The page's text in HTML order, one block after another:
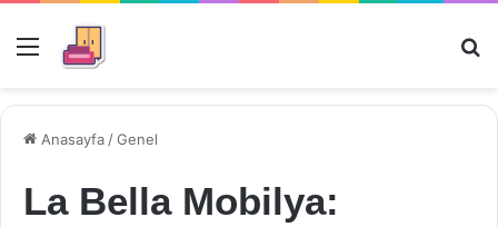
Menü
Anasayfa /Genel
La Bella Mobilya: